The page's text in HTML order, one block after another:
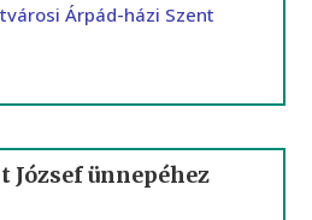
Árpád-házi Szent
József ünnepéhez